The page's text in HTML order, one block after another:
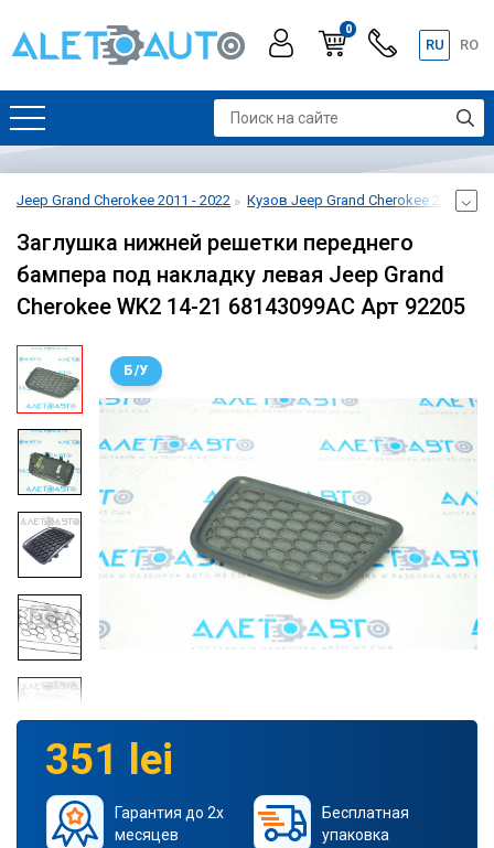
0
RU RO
Jeep Grand Cherokee 2011 - 2022 Кузов Jeep Grand Cherokee 2011 -
Заглушка нижней решетки переднего
бампера под накладку левая Jeep Grand
Cherokee WK2 14-21 68143099AC Арт 92205
Б/У
351 lei
Гарантия до 2х
месяцев
Бесплатная
упаковка